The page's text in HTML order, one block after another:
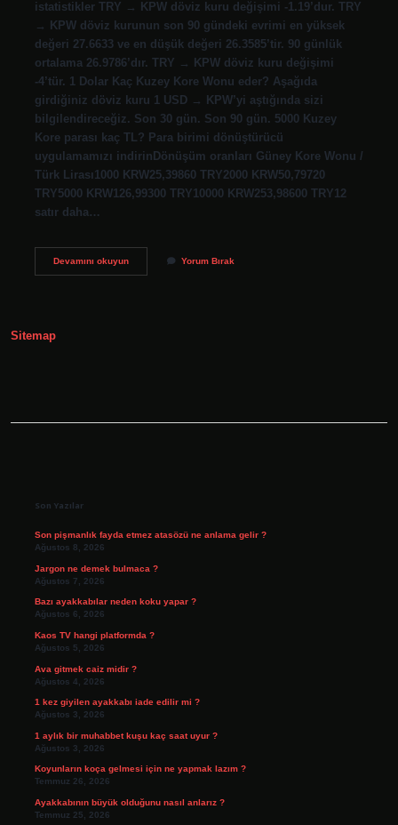
istatistikler TRY → KPW döviz kuru değişimi -1.19’dur. TRY
→ KPW döviz kurunun son 90 gündeki evrimi en yüksek
değeri 27.6633 ve en düşük değeri 26.3585’tir. 90 günlük
ortalama 26.9786’dır. TRY → KPW döviz kuru değişimi
-4’tür. 1 Dolar Kaç Kuzey Kore Wonu eder? Aşağıda
girdiğiniz döviz kuru 1 USD → KPW’yi aştığında sizi
bilgilendireceğiz. Son 30 gün. Son 90 gün. 5000 Kuzey
Kore parası kaç TL? Para birimi dönüştürücü
uygulamamızı indirinDönüşüm oranları Güney Kore Wonu /
Türk Lirası1000 KRW25,39860 TRY2000 KRW50,79720
TRY5000 KRW126,99300 TRY10000 KRW253,98600 TRY12
satır daha…
Devamını okuyunKuzey
Yorum Bırak
Sitemap
Son Yazılar
Son pişmanlık fayda etmez atasözü ne anlama gelir ?
Ağustos 8, 2026
Jargon ne demek bulmaca ?
Ağustos 7, 2026
Bazı ayakkabılar neden koku yapar ?
Ağustos 6, 2026
Kaos TV hangi platformda ?
Ağustos 5, 2026
Ava gitmek caiz midir ?
Ağustos 4, 2026
1 kez giyilen ayakkabı iade edilir mi ?
Ağustos 3, 2026
1 aylık bir muhabbet kuşu kaç saat uyur ?
Ağustos 3, 2026
Koyunların koça gelmesi için ne yapmak lazım ?
Temmuz 26, 2026
Ayakkabının büyük olduğunu nasıl anlarız ?
Temmuz 25, 2026